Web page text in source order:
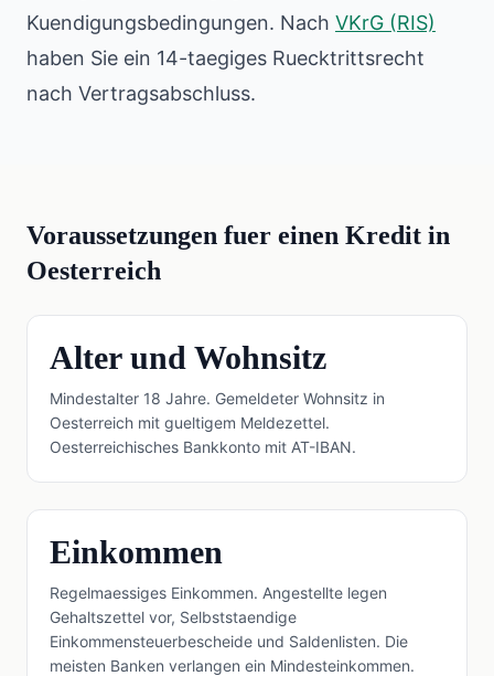
Kuendigungsbedingungen. Nach VKrG (RIS)
haben Sie ein 14-taegiges Ruecktrittsrecht
nach Vertragsabschluss.
Voraussetzungen fuer einen Kredit in
Oesterreich
Alter und Wohnsitz
Mindestalter 18 Jahre. Gemeldeter Wohnsitz in
Oesterreich mit gueltigem Meldezettel.
Oesterreichisches Bankkonto mit AT-IBAN.
Einkommen
Regelmaessiges Einkommen. Angestellte legen
Gehaltszettel vor, Selbststaendige
Einkommensteuerbescheide und Saldenlisten. Die
meisten Banken verlangen ein Mindesteinkommen.